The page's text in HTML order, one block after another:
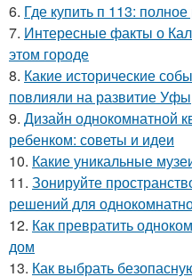
6. Где купить п 113:
7. Интересные факты о
этом городе
8. Какие исторические
повлияли на развитие Уфы
9. Дизайн однокомнатной
ребенком: советы и идеи
10. Какие уникальные
11. Зонируйте
решений для
12. Как превратить
дом
13. Как выбрать